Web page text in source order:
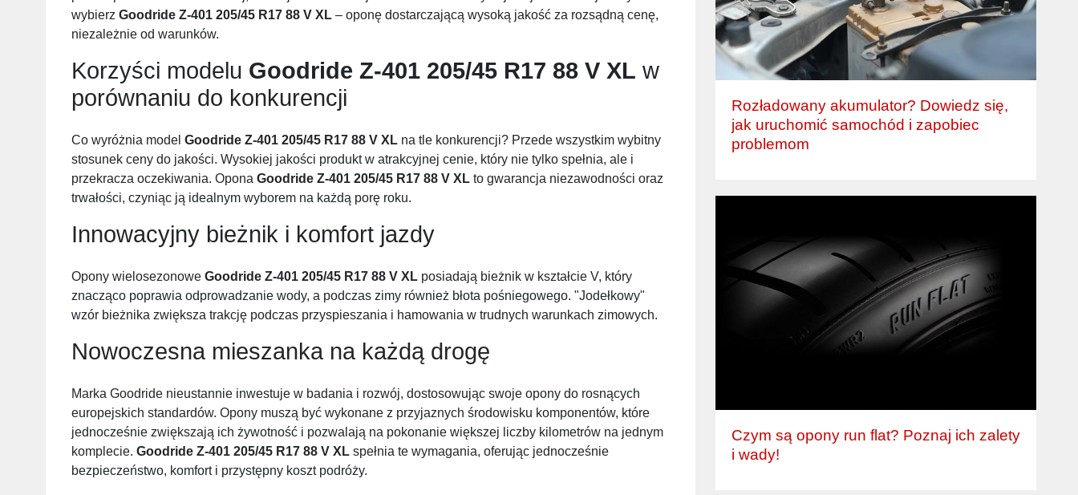
wybierz Goodride Z-401 205/45 R17 88 V XL – oponę dostarczającą wysoką jakość za rozsądną cenę,
niezależnie od warunków.
Korzyści modelu Goodride Z-401 205/45 R17 88 V XL w
porównaniu do konkurencji
Co wyróżnia model Goodride Z-401 205/45 R17 88 V XL na tle konkurencji? Przede wszystkim wybitny
stosunek ceny do jakości. Wysokiej jakości produkt w atrakcyjnej cenie, który nie tylko spełnia, ale i
przekracza oczekiwania. Opona Goodride Z-401 205/45 R17 88 V XL to gwarancja niezawodności oraz
trwałości, czyniąc ją idealnym wyborem na każdą porę roku.
Innowacyjny bieżnik i komfort jazdy
Opony wielosezonowe Goodride Z-401 205/45 R17 88 V XL posiadają bieżnik w kształcie V, który
znacząco poprawia odprowadzanie wody, a podczas zimy również błota pośniegowego. "Jodełkowy"
wzór bieżnika zwiększa trakcję podczas przyspieszania i hamowania w trudnych warunkach zimowych.
Nowoczesna mieszanka na każdą drogę
Marka Goodride nieustannie inwestuje w badania i rozwój, dostosowując swoje opony do rosnących
europejskich standardów. Opony muszą być wykonane z przyjaznych środowisku komponentów, które
jednocześnie zwiększają ich żywotność i pozwalają na pokonanie większej liczby kilometrów na jednym
komplecie. Goodride Z-401 205/45 R17 88 V XL spełnia te wymagania, oferując jednocześnie
bezpieczeństwo, komfort i przystępny koszt podróży.
Rozładowany akumulator? Dowiedz się,
jak uruchomić samochód i zapobiec
problemom
Czym są opony run flat? Poznaj ich zalety
i wady!